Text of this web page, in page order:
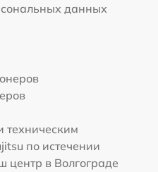
данных
по истечении
центр в Волгограде